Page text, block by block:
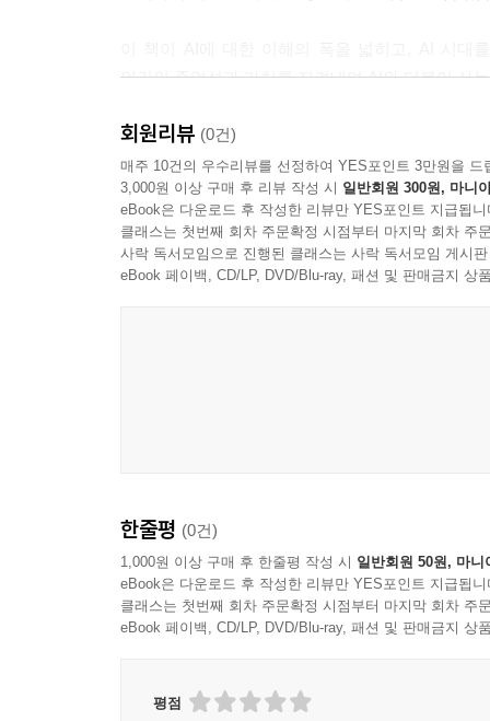
| AI가 만들 새로운 일자리
| AI와 협업하는 인간
| 일자리 변화에 대한 정책적 대응
03 | AI 시대의 사회적 영향과 과제
| AI와 인간의 공존을 위하여
| AI로 열리는 새로운 비즈니스
| AI와 국가 경쟁력의 미래
| AI와 지속가능한 발전
인간의 존엄성과 가치를 지켜내며 AI와 더불어 사
개인적으로 이 책을 쓰는 과정은 제 인생의 전환
시대 우리가 지녀야 할 태도와 역량, 기술과 윤리
급변하는 시대, AI의 위력에 휩쓸리지 않고 분별
여러분과 함께 고민하고 싶습니다. 지금이야말로
나침반이 되어주길 희망합니다.
- 미래 유망 분야로서 AI를 공부하려는 학생, 연구
2. AI 시대의 사회 변화와 미래에 관심있는 일반 독
- AI가 개인의 삶과 사회 전반에 미칠 영향을 알고
회원리뷰 (0건)
매주 10건의 우수리뷰를 선정하여 YES포인트 3만원을 드
3,000원 이상 구매 후 리뷰 작성 시 일반회원 300원, 마니
eBook은 다운로드 후 작성한 리뷰만 YES포인트 지급됩니
클래스는 첫번째 회차 주문확정 시점부터 마지막 회차 주
사락 독서모임으로 진행된 클래스는 사락 독서모임 게시
eBook 페이백, CD/LP, DVD/Blu-ray, 패션 및 판매금지 상
한줄평 (0건)
1,000원 이상 구매 후 한줄평 작성 시 일반회원 50원, 마니
eBook은 다운로드 후 작성한 리뷰만 YES포인트 지급됩니
클래스는 첫번째 회차 주문확정 시점부터 마지막 회차 주
eBook 페이백, CD/LP, DVD/Blu-ray, 패션 및 판매금지 상
평점